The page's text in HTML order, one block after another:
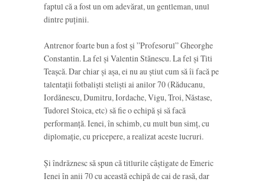
faptul că a fost un om adevărat, un gentleman, unul
dintre puținii.
Antrenor foarte bun a fost și ”Profesorul” Gheorghe
Constantin. La fel și Valentin Stănescu. La fel și Titi
Teașcă. Dar chiar și așa, ei nu au știut cum să îi facă pe
talentații fotbaliști steliști ai anilor 70 (Răducanu,
Iordănescu, Dumitru, Iordache, Vigu, Troi, Năstase,
Tudorel Stoica, etc) să fie o echipă și să facă
performanță. Ienei, în schimb, cu mult bun simț, cu
diplomație, cu pricepere, a realizat aceste lucruri.
Și îndrăznesc să spun că titlurile câștigate de Emeric
Ienei în anii 70 cu această echipă de cai de rasă, dar